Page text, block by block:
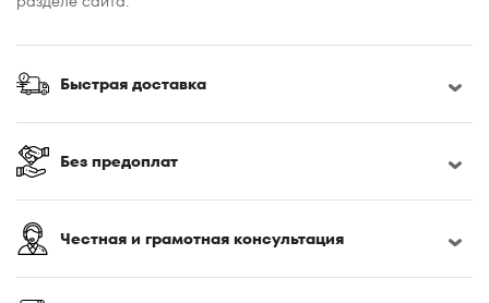
Быстрая доставка
Без предоплат
Честная и грамотная консультация